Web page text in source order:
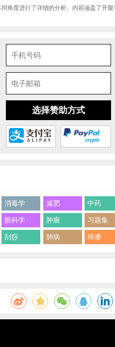
角度进行了详细的分析。内容涵盖了开腹
选择赞助方式
消毒学 减肥 中药
眼科学 肿瘤 习题集
刮痧 肺病 痔瘘